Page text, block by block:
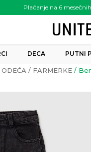
Plaćanje na 6
DECA PUTNI
ODEĆA FARMERKE